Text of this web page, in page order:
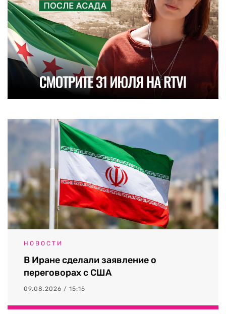
НОВОСТИ
В Иране сделали заявление о
переговорах с США
09.08.2026 / 15:15